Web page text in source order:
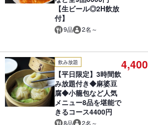
【生ビール◎2H飲放
付】
9品 2名～
飲み放題
【平日限定】3時間飲
み放題付き◆麻婆豆
腐◆小籠包など人気
メニュー8品を堪能で
きるコース4400円
8品 2名～
4,400